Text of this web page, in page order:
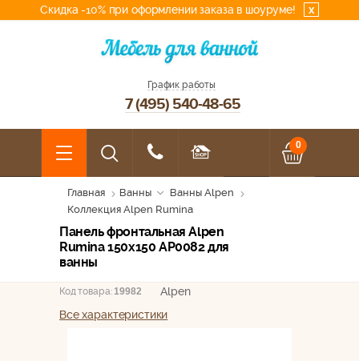
Скидка -10% при оформлении заказа в шоуруме! x
График работы
7 (495) 540-48-65
0
Главная Ванны
Ванны Alpen
Коллекция Alpen Rumina
Панель фронтальная Alpen
Rumina 150x150 AP0082 для
ванны
Код товара: 19982
Alpen
Все характеристики